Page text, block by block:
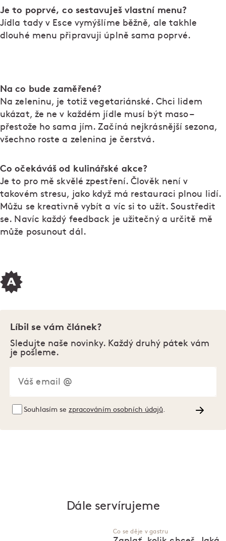
Je to poprvé, co sestavuješ vlastní menu?
Jídla tady v Esce vymýšlíme běžně, ale takhle
dlouhé menu připravuji úplně sama poprvé.
Na co bude zaměřené?
Na zeleninu, je totiž vegetariánské. Chci lidem
ukázat, že ne v každém jídle musí být maso –
přestože ho sama jím. Začíná nejkrásnější sezona,
všechno roste a zelenina je čerstvá.
Co očekáváš od kulinářské akce?
Je to pro mě skvělé zpestření. Člověk není v
takovém stresu, jako když má restauraci plnou lidí.
Můžu se kreativně vybít a víc si to užít. Soustředit
se. Navíc každý feedback je užitečný a určitě mě
může posunout dál.
Líbil se vám článek?
Sledujte naše novinky. Každý druhý pátek vám
je pošleme.
Souhlasím se zpracováním osobních údajů
Dále servírujeme
Co se děje v gastru